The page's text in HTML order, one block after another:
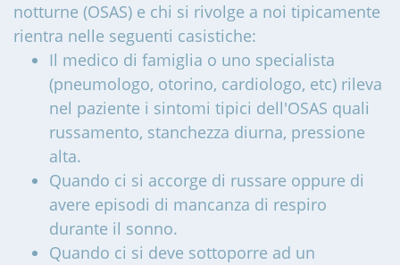
notturne (OSAS) e chi si rivolge a noi tipicamente
rientra nelle seguenti casistiche:
Il medico di famiglia o uno specialista
(pneumologo, otorino, cardiologo, etc) rileva
nel paziente i sintomi tipici dell'OSAS quali
russamento, stanchezza diurna, pressione
alta.
Quando ci si accorge di russare oppure di
avere episodi di mancanza di respiro
durante il sonno.
Quando ci si deve sottoporre ad un